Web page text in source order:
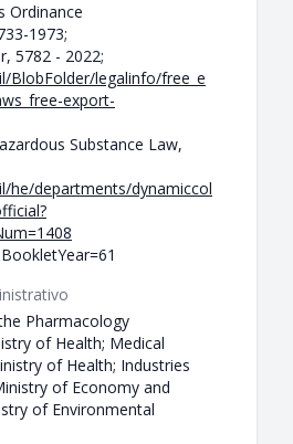
Ordinance
1973;
5782 - 2022;
BlobFolder/legalinfo/free_e
export-
Substance Law,
he/departments/dynamiccol
Pharmacology
of Health; Medical
of Health; Industries
of Economy and
of Environmental